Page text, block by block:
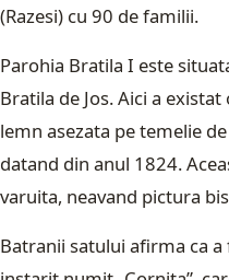
(Razesi) cu 90 de familii.
Parohia Bratila I este
Bratila de Jos. Aici a
lemn asezata pe temelie
datand din anul 1824.
varuita, neavand pictura
Batranii satului afirma ca